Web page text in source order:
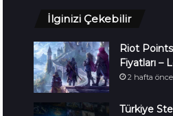
İlginizi Çekebilir
Riot
Fiyatları –
2 hafta önce
Türkiye